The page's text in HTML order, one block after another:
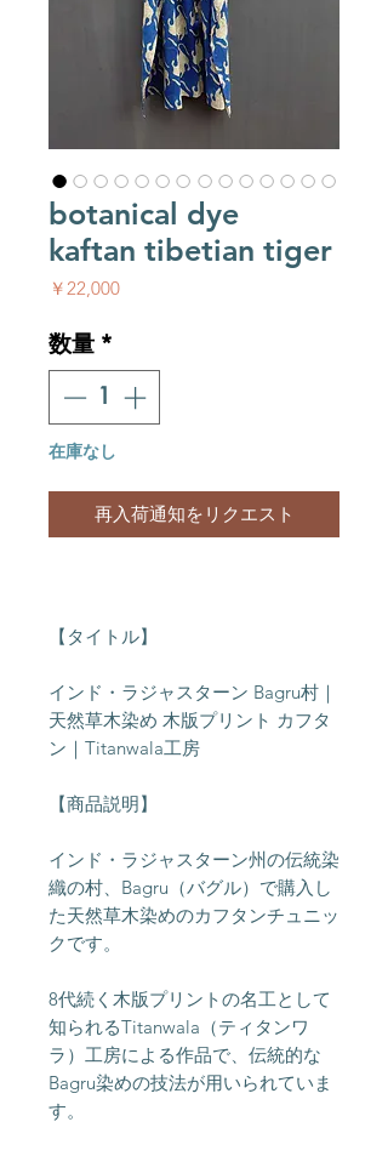
botanical dye
kaftan tibetian tiger
￥22,000価格
数量 *
在庫なし
再入荷通知をリクエスト
【タイトル】
インド・ラジャスターン Bagru村｜
天然草木染め 木版プリント カフタ
ン｜Titanwala工房
【商品説明】
インド・ラジャスターン州の伝統染
織の村、Bagru（バグル）で購入し
た天然草木染めのカフタンチュニッ
クです。
8代続く木版プリントの名工として
知られるTitanwala（ティタンワ
ラ）工房による作品で、伝統的な
Bagru染めの技法が用いられていま
す。